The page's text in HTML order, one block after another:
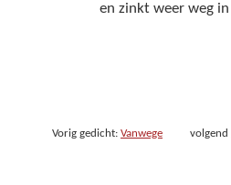
en zinkt weer weg
Vorig gedicht: Vanwege volgend